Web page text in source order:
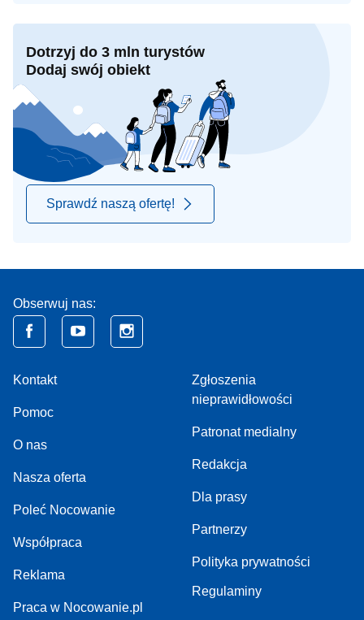
Dotrzyj do 3 mln turystów
Dodaj swój obiekt
Sprawdź naszą ofertę!
Obserwuj nas:
Kontakt
Pomoc
O nas
Nasza oferta
Poleć Nocowanie
Współpraca
Reklama
Praca w Nocowanie.pl
Zgłoszenia
nieprawidłowości
Patronat medialny
Redakcja
Dla prasy
Partnerzy
Polityka prywatności
Regulaminy